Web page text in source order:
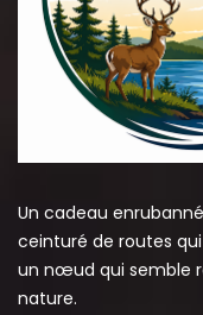
Un cadeau
ceinturé de routes
un nœud qui semble
nature.